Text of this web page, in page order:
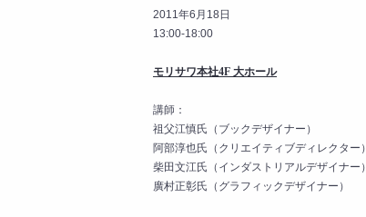
2011年6月18日
13:00-18:00
モリサワ本社4F 大ホール
講師：
祖父江慎氏（ブックデザイナー）
阿部淳也氏（クリエイティブディレクター）
柴田文江氏（インダストリアルデザイナー）
廣村正彰氏（グラフィックデザイナー）